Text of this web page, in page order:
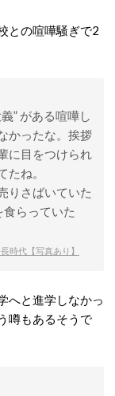
との喧嘩騒ぎで2
” がある喧嘩し
かったな。挨拶
に目をつけられ
ね。
りさばいていた
らっていた
時代【写真あり】
へと進学しなかっ
噂もあるそうで